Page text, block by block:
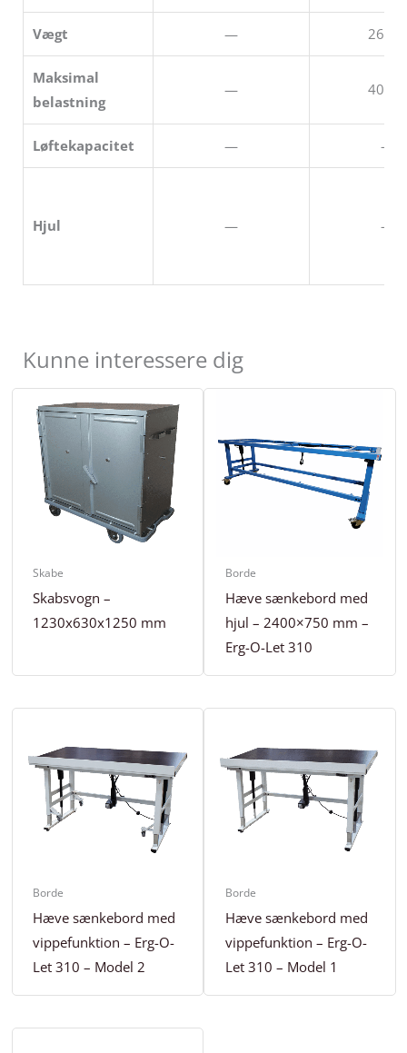
Vægt — 266kg
Maksimal
belastning
— 400kg
Løftekapacitet — —
Hjul — —
Kunne interessere dig
Skabe
Skabsvogn –
1230x630x1250 mm
Borde
Hæve sænkebord med
hjul – 2400×750 mm –
Erg-O-Let 310
Borde
Hæve sænkebord med
vippefunktion – Erg-O-
Let 310 – Model 2
Borde
Hæve sænkebord med
vippefunktion – Erg-O-
Let 310 – Model 1